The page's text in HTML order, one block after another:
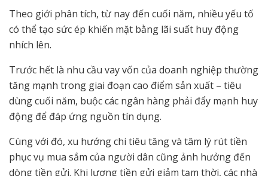
Theo giới phân tích, từ nay đến cuối năm, nhiều yếu tố
có thể tạo sức ép khiến mặt bằng lãi suất huy động
nhích lên.
Trước hết là nhu cầu vay vốn của doanh nghiệp thường
tăng mạnh trong giai đoạn cao điểm sản xuất – tiêu
dùng cuối năm, buộc các ngân hàng phải đẩy mạnh huy
động để đáp ứng nguồn tín dụng.
Cùng với đó, xu hướng chi tiêu tăng và tâm lý rút tiền
phục vụ mua sắm của người dân cũng ảnh hưởng đến
dòng tiền gửi. Khi lượng tiền gửi giảm tạm thời, các nhà